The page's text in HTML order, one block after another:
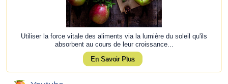
Utiliser la force vitale des aliments via la lumière du soleil qu'ils
absorbent au cours de leur croissance...
En Savoir Plus